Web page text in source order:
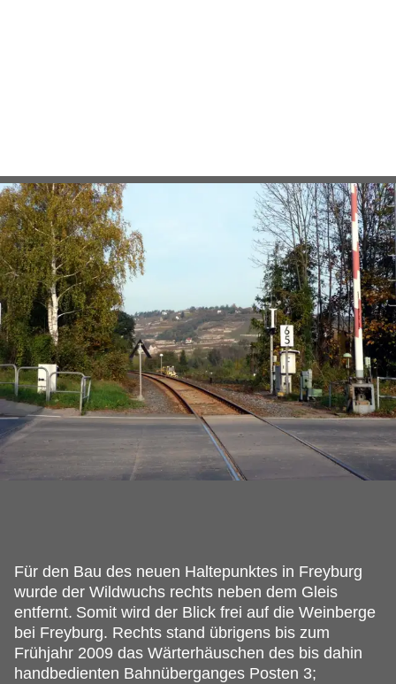
Für den Bau des neuen Haltepunktes in Freyburg
wurde der Wildwuchs rechts neben dem Gleis
entfernt. Somit wird der Blick frei auf die Weinberge
bei Freyburg. Rechts stand übrigens bis zum
Frühjahr 2009 das Wärterhäuschen des bis dahin
handbedienten Bahnüberganges Posten 3;